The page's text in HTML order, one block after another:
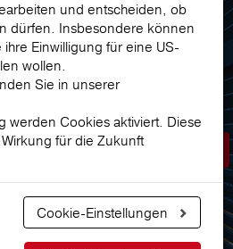
Marktführer für
Prämie berechnen
und entscheiden, ob
dürfen. Insbesondere können
Einwilligung für eine US-
wollen.
Sie in unserer
werden Cookies aktiviert. Diese
für die Zukunft
Cookie-Einstellungen